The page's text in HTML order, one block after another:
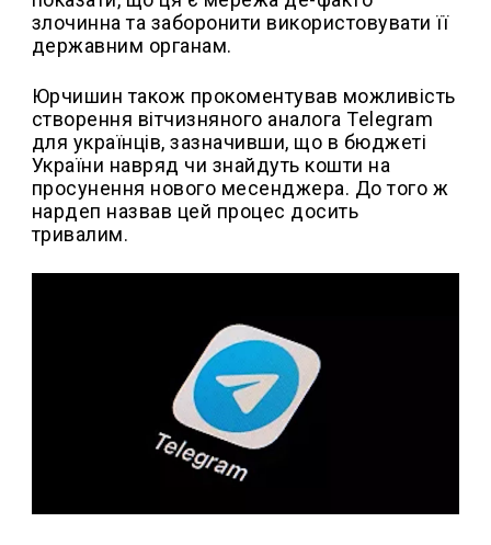
злочинна та заборонити використовувати її
державним органам.
Юрчишин також прокоментував можливість
створення вітчизняного аналога Telegram
для українців, зазначивши, що в бюджеті
України навряд чи знайдуть кошти на
просунення нового месенджера. До того ж
нардеп назвав цей процес досить
тривалим.